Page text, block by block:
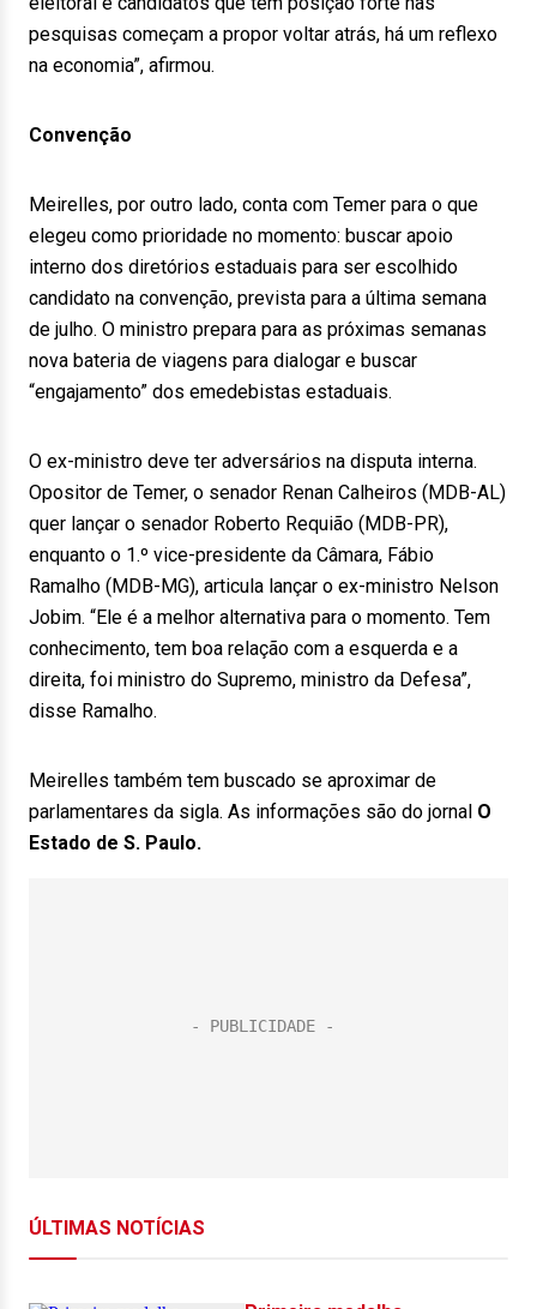
pesquisas começam a propor voltar atrás, há um reflexo
na economia”, afirmou.
Convenção
Meirelles, por outro lado, conta com Temer para o que
elegeu como prioridade no momento: buscar apoio
interno dos diretórios estaduais para ser escolhido
candidato na convenção, prevista para a última semana
de julho. O ministro prepara para as próximas semanas
nova bateria de viagens para dialogar e buscar
“engajamento” dos emedebistas estaduais.
O ex-ministro deve ter adversários na disputa interna.
Opositor de Temer, o senador Renan Calheiros (MDB-AL)
quer lançar o senador Roberto Requião (MDB-PR),
enquanto o 1.º vice-presidente da Câmara, Fábio
Ramalho (MDB-MG), articula lançar o ex-ministro Nelson
Jobim. “Ele é a melhor alternativa para o momento. Tem
conhecimento, tem boa relação com a esquerda e a
direita, foi ministro do Supremo, ministro da Defesa”,
disse Ramalho.
Meirelles também tem buscado se aproximar de
parlamentares da sigla. As informações são do jornal O
Estado de S. Paulo.